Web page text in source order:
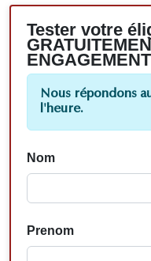
Tester votre
ENGAGEMENT
Nous répondons
l'heure.
Nom
Prenom